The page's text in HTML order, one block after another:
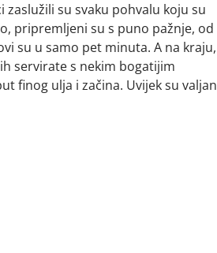
su svaku pohvalu koju su
pripremljeni su s puno pažnje, od
su u samo pet minuta. A na kraju,
servirate s nekim bogatijim
finog ulja i začina. Uvijek su valjan